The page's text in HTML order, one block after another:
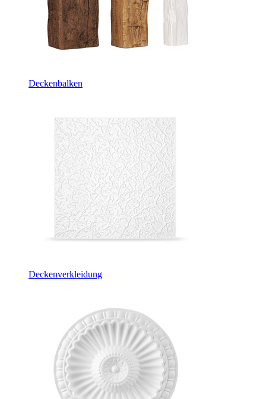
Deckenbalken
Deckenverkleidung